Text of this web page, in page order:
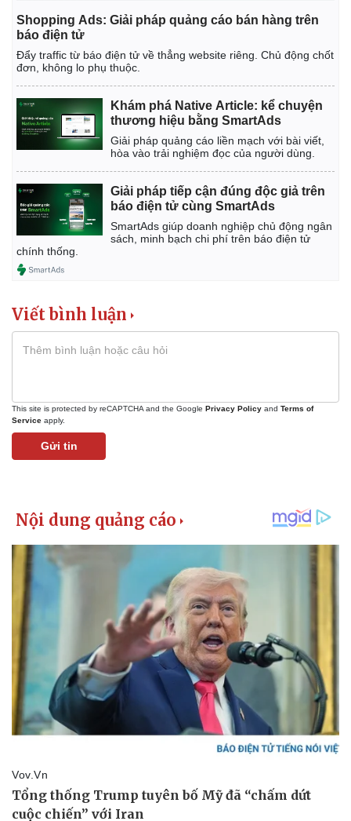
Bất động sản
Khởi nghiệp
Giá vàng
Shopping Ads: Giải pháp quảng cáo bán hàng trên
báo điện tử
Đẩy traffic từ báo điện tử về thẳng website riêng. Chủ động chốt
đơn, không lo phụ thuộc.
Khám phá Native Article: kể chuyện
thương hiệu bằng SmartAds
Giải pháp quảng cáo liền mạch với bài viết,
hòa vào trải nghiệm đọc của người dùng.
Giải pháp tiếp cận đúng độc giả trên
báo điện tử cùng SmartAds
SmartAds giúp doanh nghiệp chủ động ngân
sách, minh bạch chi phí trên báo điện tử
chính thống.
Viết bình luận
This site is protected by reCAPTCHA and the Google Privacy Policy and Terms of
Service apply.
Gửi tin